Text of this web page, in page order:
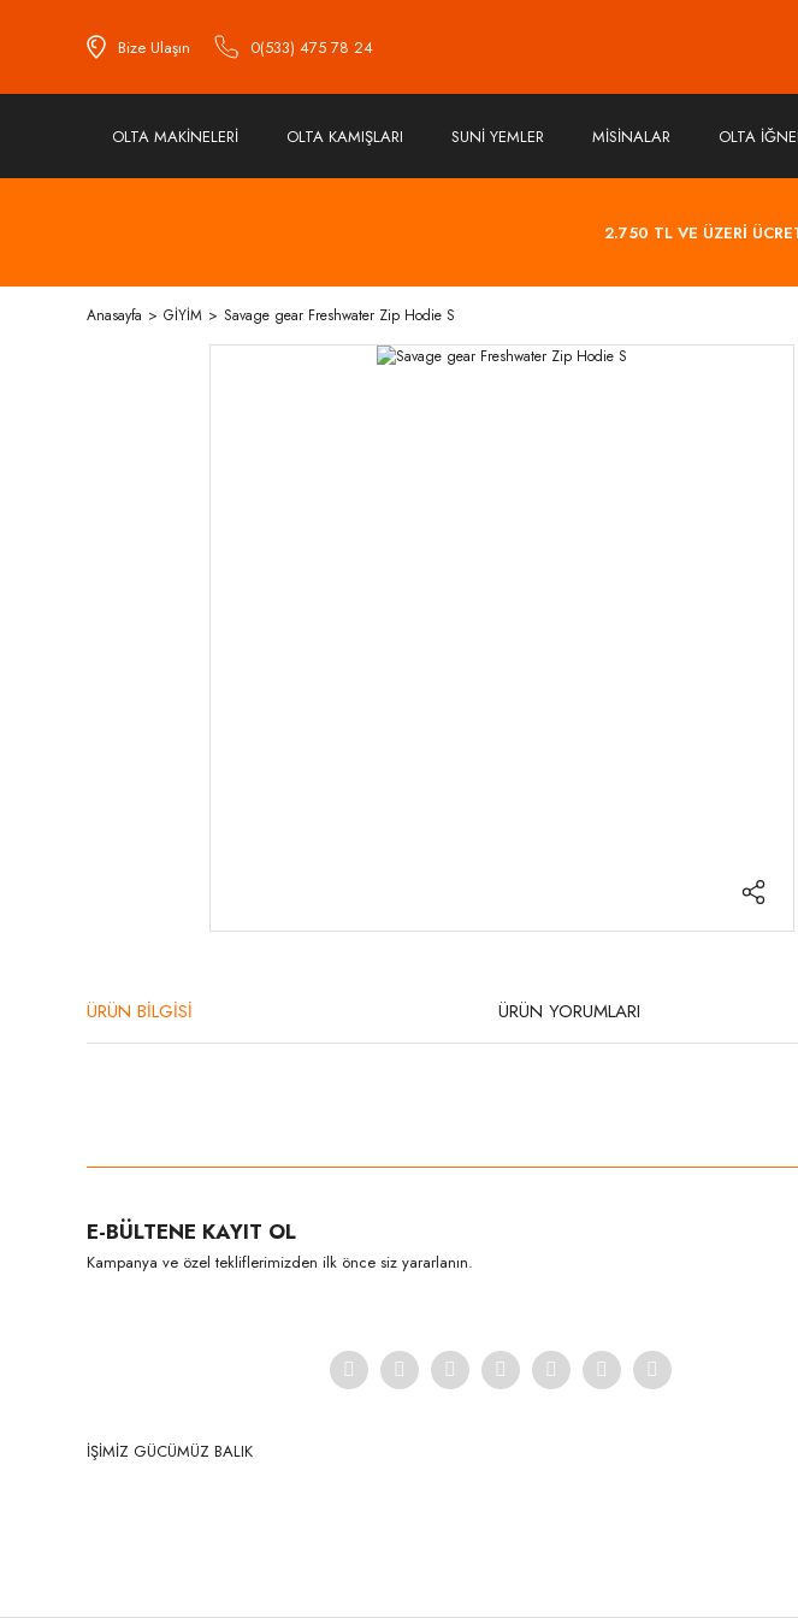
Bize Ulaşın 0(533) 475 78 24
OLTA MAKİNELERİ OLTA KAMIŞLARI SUNİ YEMLER MİSİNALAR OLTA
2.750 TL VE ÜZERİ
Anasayfa GİYİM Savage gear Freshwater Zip Hodie S
ÜRÜN BİLGİSİ ÜRÜN YORUMLARI
Ürün açıklamasında eksik bilgiler bulunuyor.
Ürün bilgilerinde hatalar bulunuyor.
E-BÜLTENE KAYIT OL
Kampanya ve özel tekliflerimizden ilk önce siz yararlanın.
İŞİMİZ GÜCÜMÜZ BALIK